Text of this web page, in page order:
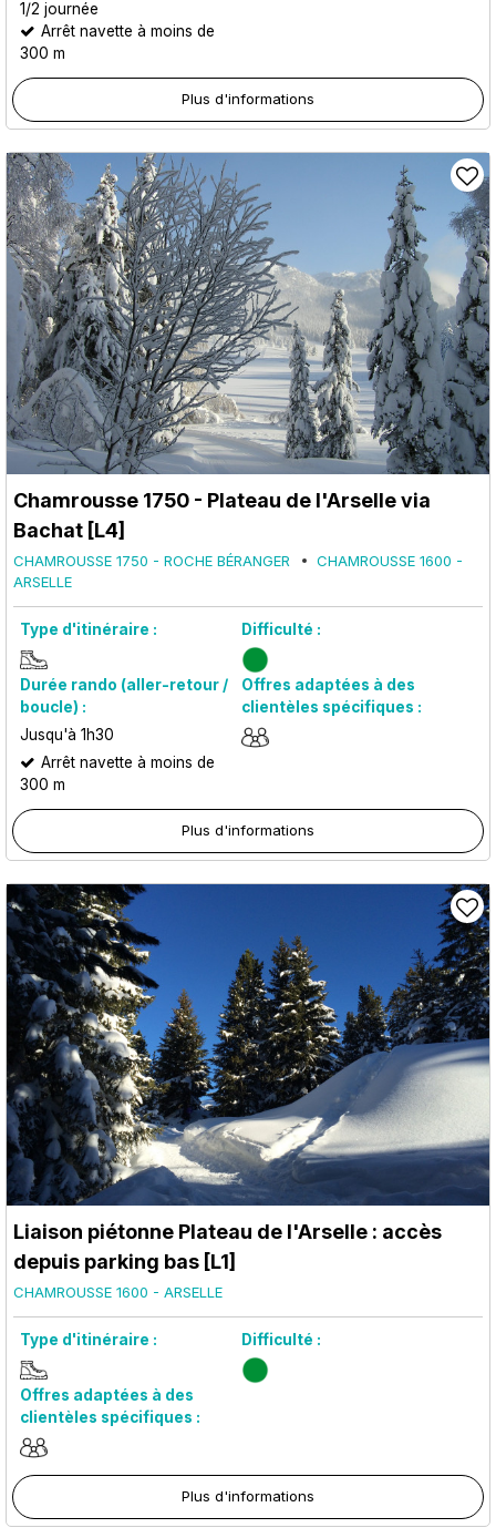
1/2 journée
Arrêt navette à moins de
300 m
Plus d'informations
Chamrousse 1750 - Plateau de l'Arselle via
Bachat [L4]
CHAMROUSSE 1750 - ROCHE BÉRANGER
CHAMROUSSE 1600 -
ARSELLE
Type d'itinéraire : Difficulté :
Durée rando (aller-retour /
boucle) :
Jusqu'à 1h30
Offres adaptées à des
clientèles spécifiques :
Arrêt navette à moins de
300 m
Plus d'informations
Liaison piétonne Plateau de l'Arselle : accès
depuis parking bas [L1]
CHAMROUSSE 1600 - ARSELLE
Type d'itinéraire : Difficulté :
Offres adaptées à des
clientèles spécifiques :
Plus d'informations